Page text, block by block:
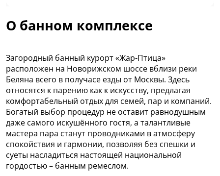
О банном комплексе
Загородный банный курорт «Жар-Птица»
расположен на Новорижском шоссе вблизи реки
Беляна всего в получасе езды от Москвы. Здесь
относятся к парению как к искусству, предлагая
комфортабельный отдых для семей, пар и компаний.
Богатый выбор процедур не оставит равнодушным
даже самого искушённого гостя, а талантливые
мастера пара станут проводниками в атмосферу
спокойствия и гармонии, позволяя без спешки и
суеты насладиться настоящей национальной
гордостью – банным ремеслом.